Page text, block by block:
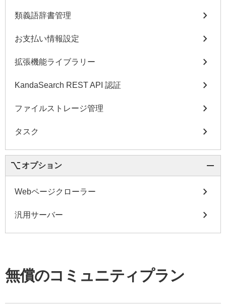
類義語辞書管理 chevron_right
お支払い情報設定 chevron_right
拡張機能ライブラリー chevron_right
KandaSearch REST API 認証 chevron_right
ファイルストレージ管理 chevron_right
タスク chevron_right
keyboard_option_key オプション remove
Webページクローラー chevron_right
汎用サーバー chevron_right
無償のコミュニティプラン